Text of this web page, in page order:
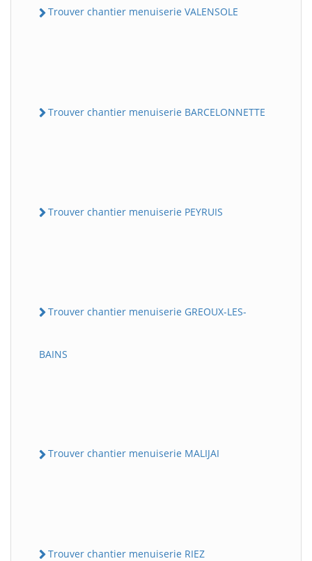
Trouver chantier menuiserie VALENSOLE
Trouver chantier menuiserie BARCELONNETTE
Trouver chantier menuiserie PEYRUIS
Trouver chantier menuiserie GREOUX-LES-
BAINS
Trouver chantier menuiserie MALIJAI
Trouver chantier menuiserie RIEZ